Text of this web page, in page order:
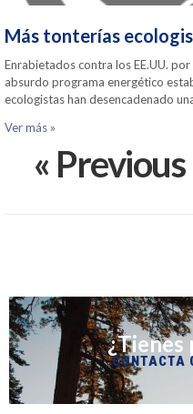
Más tonterías
Enrabietados contra los EE.UU.
absurdo programa energético
ecologistas han desencadenado
Ver más »
« Previous
¿Tienes
CONTACTA